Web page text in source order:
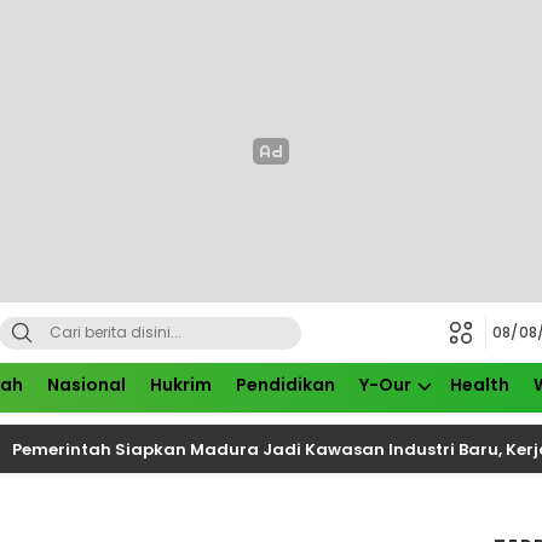
08/
Nasional Hukrim Pendidikan Y-Our Health
Siapkan Madura Jadi Kawasan Industri Baru, Kerja